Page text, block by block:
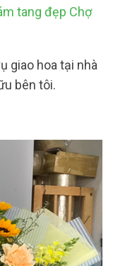
tang đẹp Chợ
giao hoa tại nhà
bên tôi.